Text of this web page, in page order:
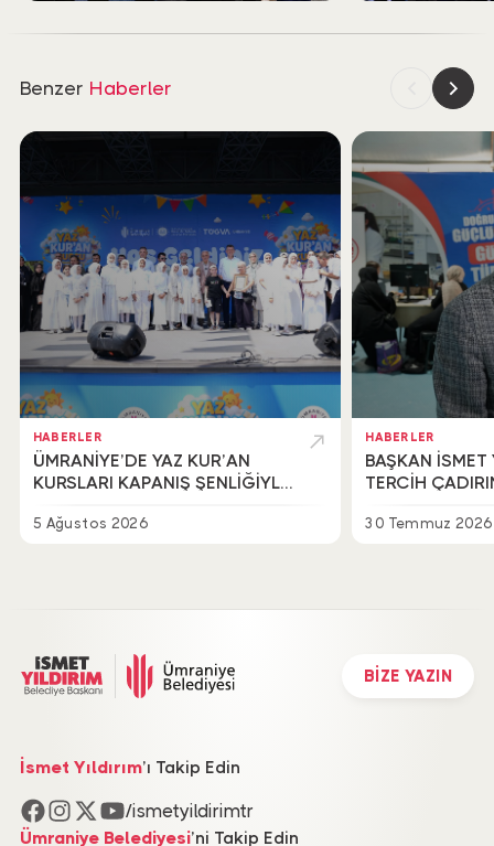
Benzer Haberler
HABERLER
ÜMRANİYE’DE YAZ KUR’AN
KURSLARI KAPANIŞ ŞENLİĞİYLE
5 Ağustos 2026
HABERLER
BAŞKAN İSMET
TERCİH
30 Temmuz 2026
BİZE YAZIN
İsmet Yıldırım’ı Takip Edin
/ismetyildirimtr
Ümraniye Belediyesi’ni Takip Edin